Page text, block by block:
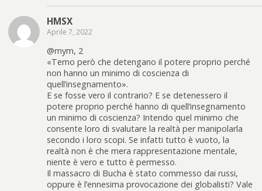
HMSX
Aprile 7, 2022
@mym, 2
«Temo però che detengano il potere proprio perché
non hanno un minimo di coscienza di
quell’insegnamento».
E se fosse vero il contrario? E se detenessero il
potere proprio perché hanno di quell’insegnamento
un minimo di coscienza? Intendo quel minimo che
consente loro di svalutare la realtà per manipolarla
secondo i loro scopi. Se infatti tutto è vuoto, la
realtà non è che mera rappresentazione mentale,
niente è vero e tutto è permesso.
Il massacro di Bucha è stato commesso dai russi,
oppure è l’ennesima provocazione dei globalisti? Vale